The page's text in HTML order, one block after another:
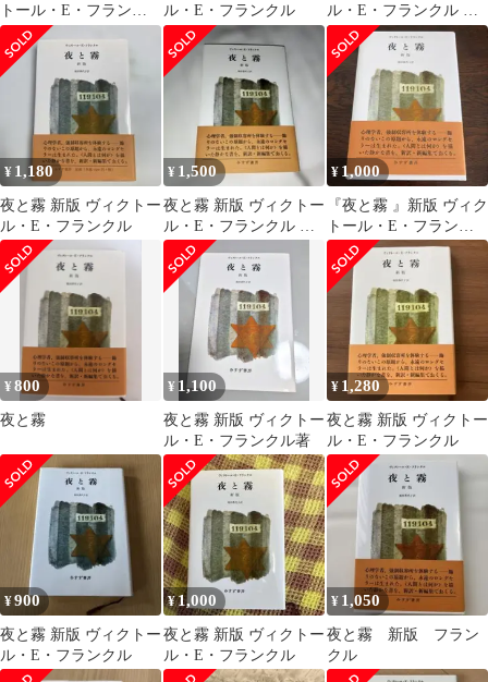
トール・E・フランク
ル みすず書房
ル・E・フランクル
ル・E・フランクル み
すず書房
¥ 1,180
夜と霧 新版 ヴィクトー
ル・E・フランクル
¥ 1,500
夜と霧 新版 ヴィクトー
ル・E・フランクル み
すず書房
¥ 1,000
『夜と霧 』新版 ヴィク
トール・E・フランク
ル みすず書房 美品❗️
¥800
夜と霧
¥ 1,100
夜と霧 新版 ヴィクトー
ル・E・フランクル著
¥ 1,280
夜と霧 新版 ヴィクトー
ル・E・フランクル
¥900
夜と霧 新版 ヴィクトー
ル・E・フランクル
¥1,000
夜と霧 新版 ヴィクトー
ル・E・フランクル
¥ 1,050
夜と霧 新版 フラン
クル